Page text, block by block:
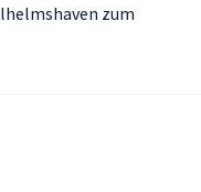
zum